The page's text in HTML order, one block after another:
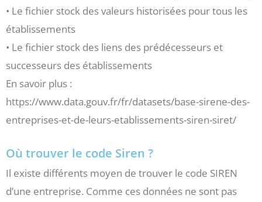
• Le fichier stock des valeurs historisées pour tous les
établissements
• Le fichier stock des liens des prédécesseurs et
successeurs des établissements
En savoir plus :
https://www.data.gouv.fr/fr/datasets/base-sirene-des-
entreprises-et-de-leurs-etablissements-siren-siret/
Où trouver le code Siren ?
Il existe différents moyen de trouver le code SIREN
d’une entreprise. Comme ces données ne sont pas